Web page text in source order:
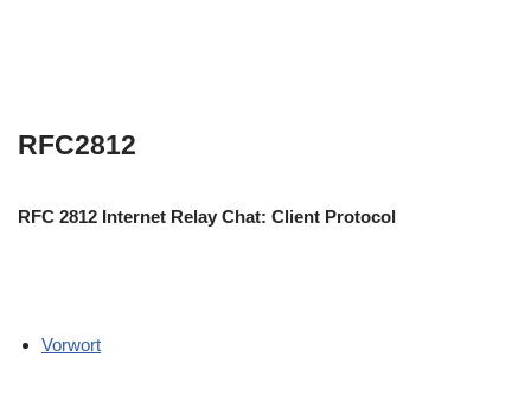
RFC2812
RFC 2812 Internet Relay Chat: Client Protocol
Vorwort